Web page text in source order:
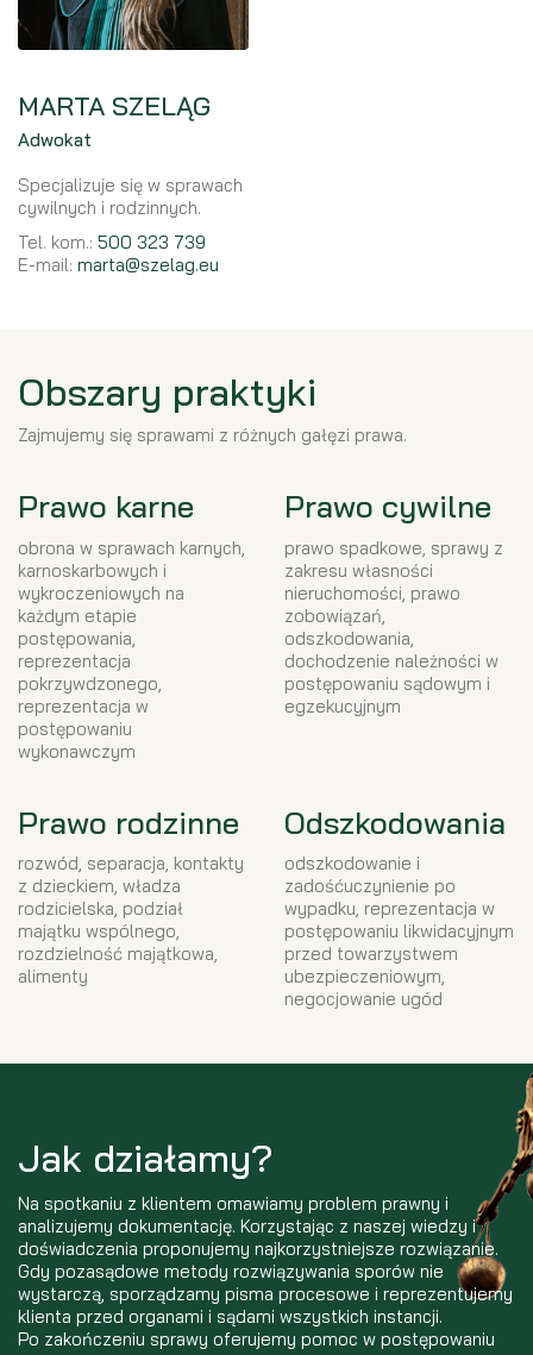
MARTA SZELĄG
Adwokat
Specjalizuje się w sprawach
cywilnych i rodzinnych.
Tel. kom.: 500 323 739
E-mail: marta@szelag.eu
Obszary praktyki
Zajmujemy się sprawami z różnych gałęzi prawa.
Prawo karne
obrona w sprawach karnych,
karnoskarbowych i
wykroczeniowych na
każdym etapie
postępowania,
reprezentacja
pokrzywdzonego,
reprezentacja w
postępowaniu
wykonawczym
Prawo cywilne
prawo spadkowe, sprawy z
zakresu własności
nieruchomości, prawo
zobowiązań,
odszkodowania,
dochodzenie należności w
postępowaniu sądowym i
egzekucyjnym
Prawo rodzinne
rozwód, separacja, kontakty
z dzieckiem, władza
rodzicielska, podział
majątku wspólnego,
rozdzielność majątkowa,
alimenty
Odszkodowania
odszkodowanie i
zadośćuczynienie po
wypadku, reprezentacja w
postępowaniu likwidacyjnym
przed towarzystwem
ubezpieczeniowym,
negocjowanie ugód
Jak działamy?
Na spotkaniu z klientem omawiamy problem prawny i
analizujemy dokumentację. Korzystając z naszej wiedzy i
doświadczenia proponujemy najkorzystniejsze rozwiązanie.
Gdy pozasądowe metody rozwiązywania sporów nie
wystarczą, sporządzamy pisma procesowe i reprezentujemy
klienta przed organami i sądami wszystkich instancji.
Po zakończeniu sprawy oferujemy pomoc w postępowaniu